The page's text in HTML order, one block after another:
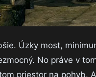
Úzky most,
No práve v
priestor na pohyb.